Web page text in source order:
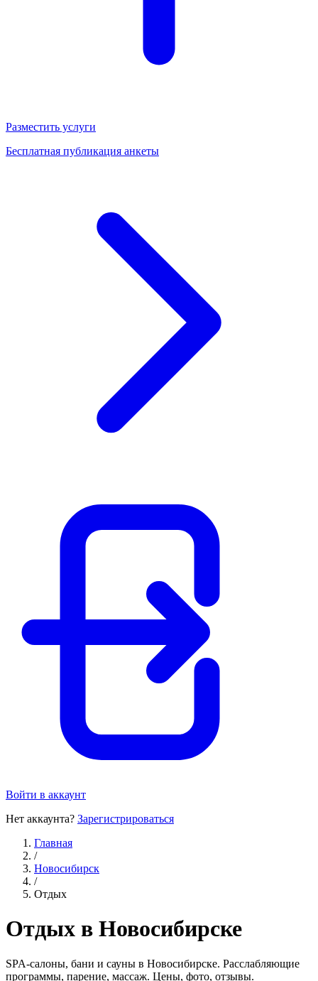
Разместить услуги
Бесплатная публикация анкеты
Войти в аккаунт
Нет аккаунта? Зарегистрироваться
Главная
/
Новосибирск
/
Отдых
Отдых в Новосибирске
SPA-салоны, бани и сауны в Новосибирске. Расслабляющие
программы, парение, массаж. Цены, фото, отзывы.